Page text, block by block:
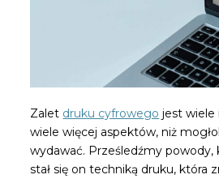
Zalet druku cyfrowego jest wiele
wiele więcej aspektów, niż
wydawać. Prześledźmy powody,
stał się on techniką druku, która